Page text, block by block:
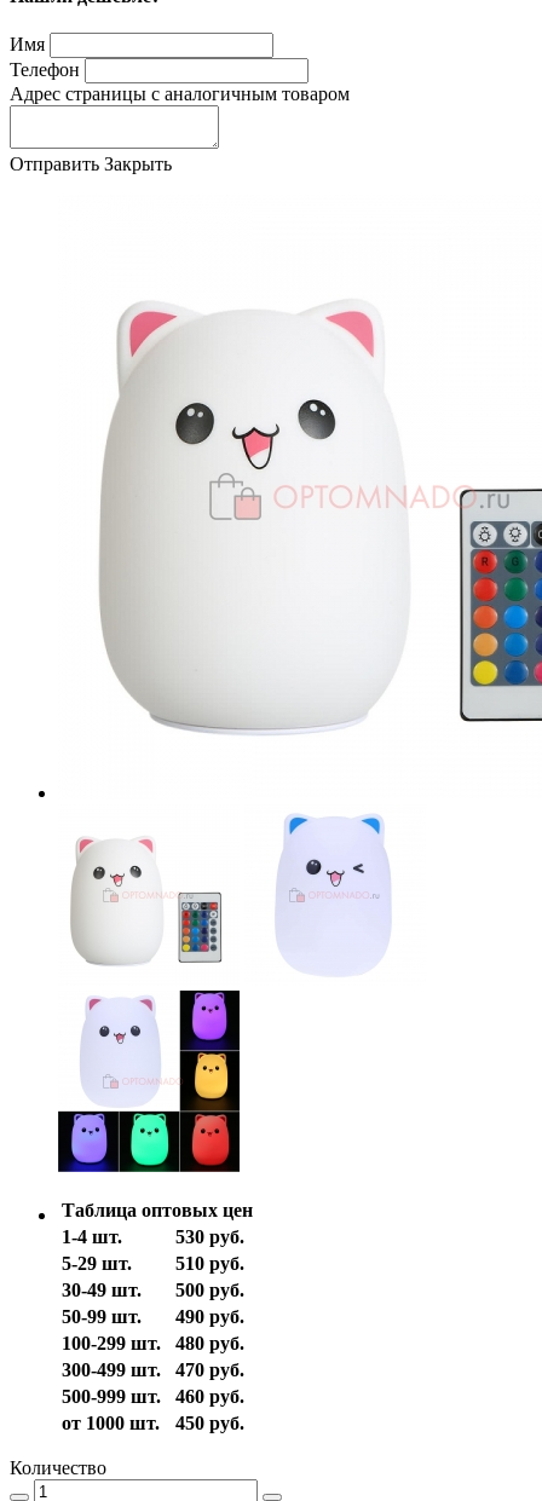
Имя
Телефон
Адрес страницы с аналогичным товаром
Отправить Закрыть
Таблица оптовых цен
1-4 шт.
530 руб.
5-29 шт.
510 руб.
30-49 шт.
500 руб.
50-99 шт.
490 руб.
100-299 шт.
480 руб.
300-499 шт.
470 руб.
500-999 шт.
460 руб.
от 1000 шт.
450 руб.
Количество